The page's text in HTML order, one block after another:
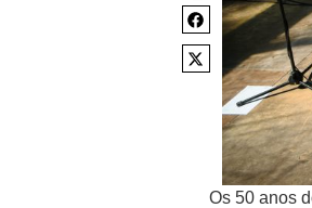
Os 50 anos